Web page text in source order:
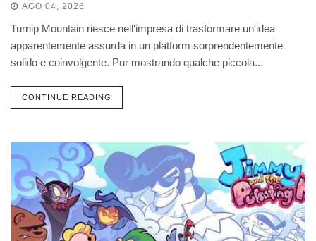
AGO 04, 2026
Turnip Mountain riesce nell'impresa di trasformare un'idea
apparentemente assurda in un platform sorprendentemente
solido e coinvolgente. Pur mostrando qualche piccola...
CONTINUE READING